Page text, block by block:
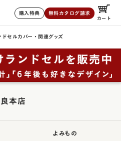
購入特典 無料カタログ請求
カート
ドセル カバー・関連グッズ
本店
よみもの